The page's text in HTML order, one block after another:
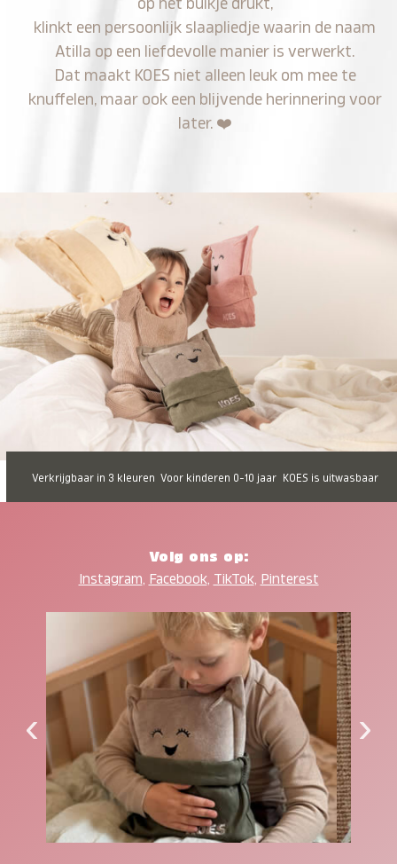
op het buikje drukt,
klinkt een persoonlijk slaapliedje waarin de naam
Atilla op een liefdevolle manier is verwerkt.
Dat maakt KOES niet alleen leuk om mee te
knuffelen, maar ook een blijvende herinnering voor
later. ❤️
Verkrijgbaar in 3 kleuren Voor kinderen 0-10 jaar KOES is uitwasbaar
Volg ons op:
Instagram, Facebook, TikTok, Pinterest
‹ ›